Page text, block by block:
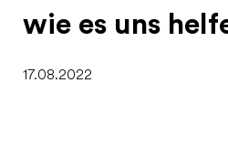
wie es uns
17.08.2022